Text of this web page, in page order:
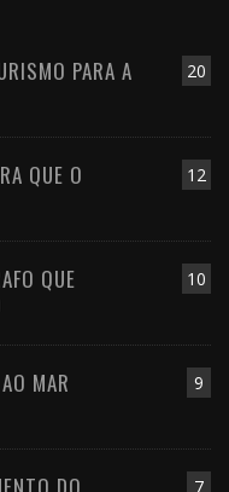
20
PARA A
12
QUE O
10
QUE
9
MAR
7